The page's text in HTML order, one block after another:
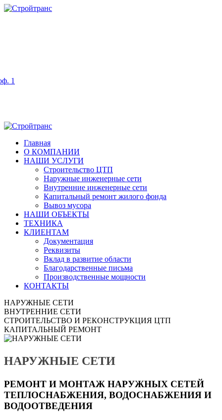
1
Главная
О КОМПАНИИ
НАШИ УСЛУГИ
Строительство ЦТП
Наружные инженерные сети
Внутренние инженерные сети
Капитальный ремонт жилого фонда
Вывоз мусора
НАШИ ОБЪЕКТЫ
ТЕХНИКА
КЛИЕНТАМ
Документация
Реквизиты
Вклад в развитие области
Благодарственные письма
Производственные мощности
КОНТАКТЫ
НАРУЖНЫЕ СЕТИ
ВНУТРЕННИЕ СЕТИ
СТРОИТЕЛЬСТВО И РЕКОНСТРУКЦИЯ ЦТП
КАПИТАЛЬНЫЙ РЕМОНТ
НАРУЖНЫЕ СЕТИ
РЕМОНТ И МОНТАЖ НАРУЖНЫХ СЕТЕЙ
ТЕПЛОСНАБЖЕНИЯ, ВОДОСНАБЖЕНИЯ И
ВОДООТВЕДЕНИЯ